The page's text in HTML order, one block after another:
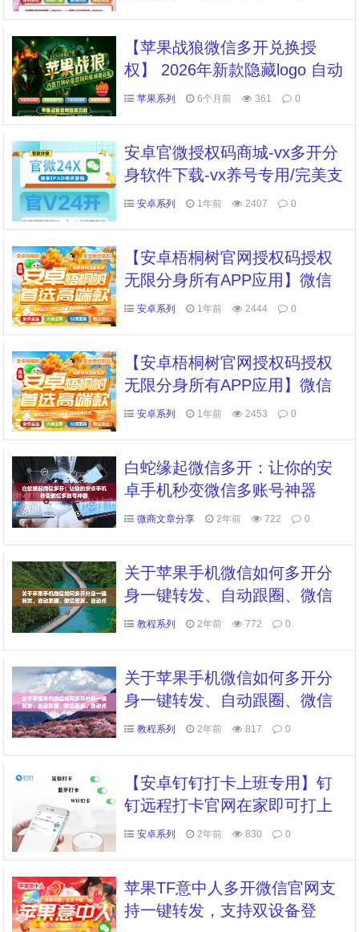
【苹果战狼微信多开兑换授
权】 2026年新款隐藏logo 自动
抢红包 朋友圈转发 授权码微信
苹果系列 6个月前 361 0
安卓官微授权码商城-vx多开分
身软件下载-vx养号专用/完美支
持鸿蒙等各大系统
安卓系列 1年前 2407 0
【安卓梧桐树官网授权码授权
无限分身所有APP应用】微信
多开分身支持平板模式登录实
安卓系列 1年前 2444 0
【安卓梧桐树官网授权码授权
无限分身所有APP应用】微信
多开分身支持平板模式登录实
安卓系列 1年前 2453 0
白蛇缘起微信多开：让你的安
卓手机秒变微信多账号神器
微商文章分享 2年前 722 0
关于苹果手机微信如何多开分
身一键转发、自动跟圈、微信
密友、自动点赞、评论的信息
教程系列 2年前 772 0
关于苹果手机微信如何多开分
身一键转发、自动跟圈、微信
密友、自动点赞、评论的信息
教程系列 2年前 817 0
【安卓钉钉打卡上班专用】钉
钉远程打卡官网在家即可打上
班卡
安卓系列 2年前 830 0
苹果TF意中人多开微信官网支
持一键转发，支持双设备登